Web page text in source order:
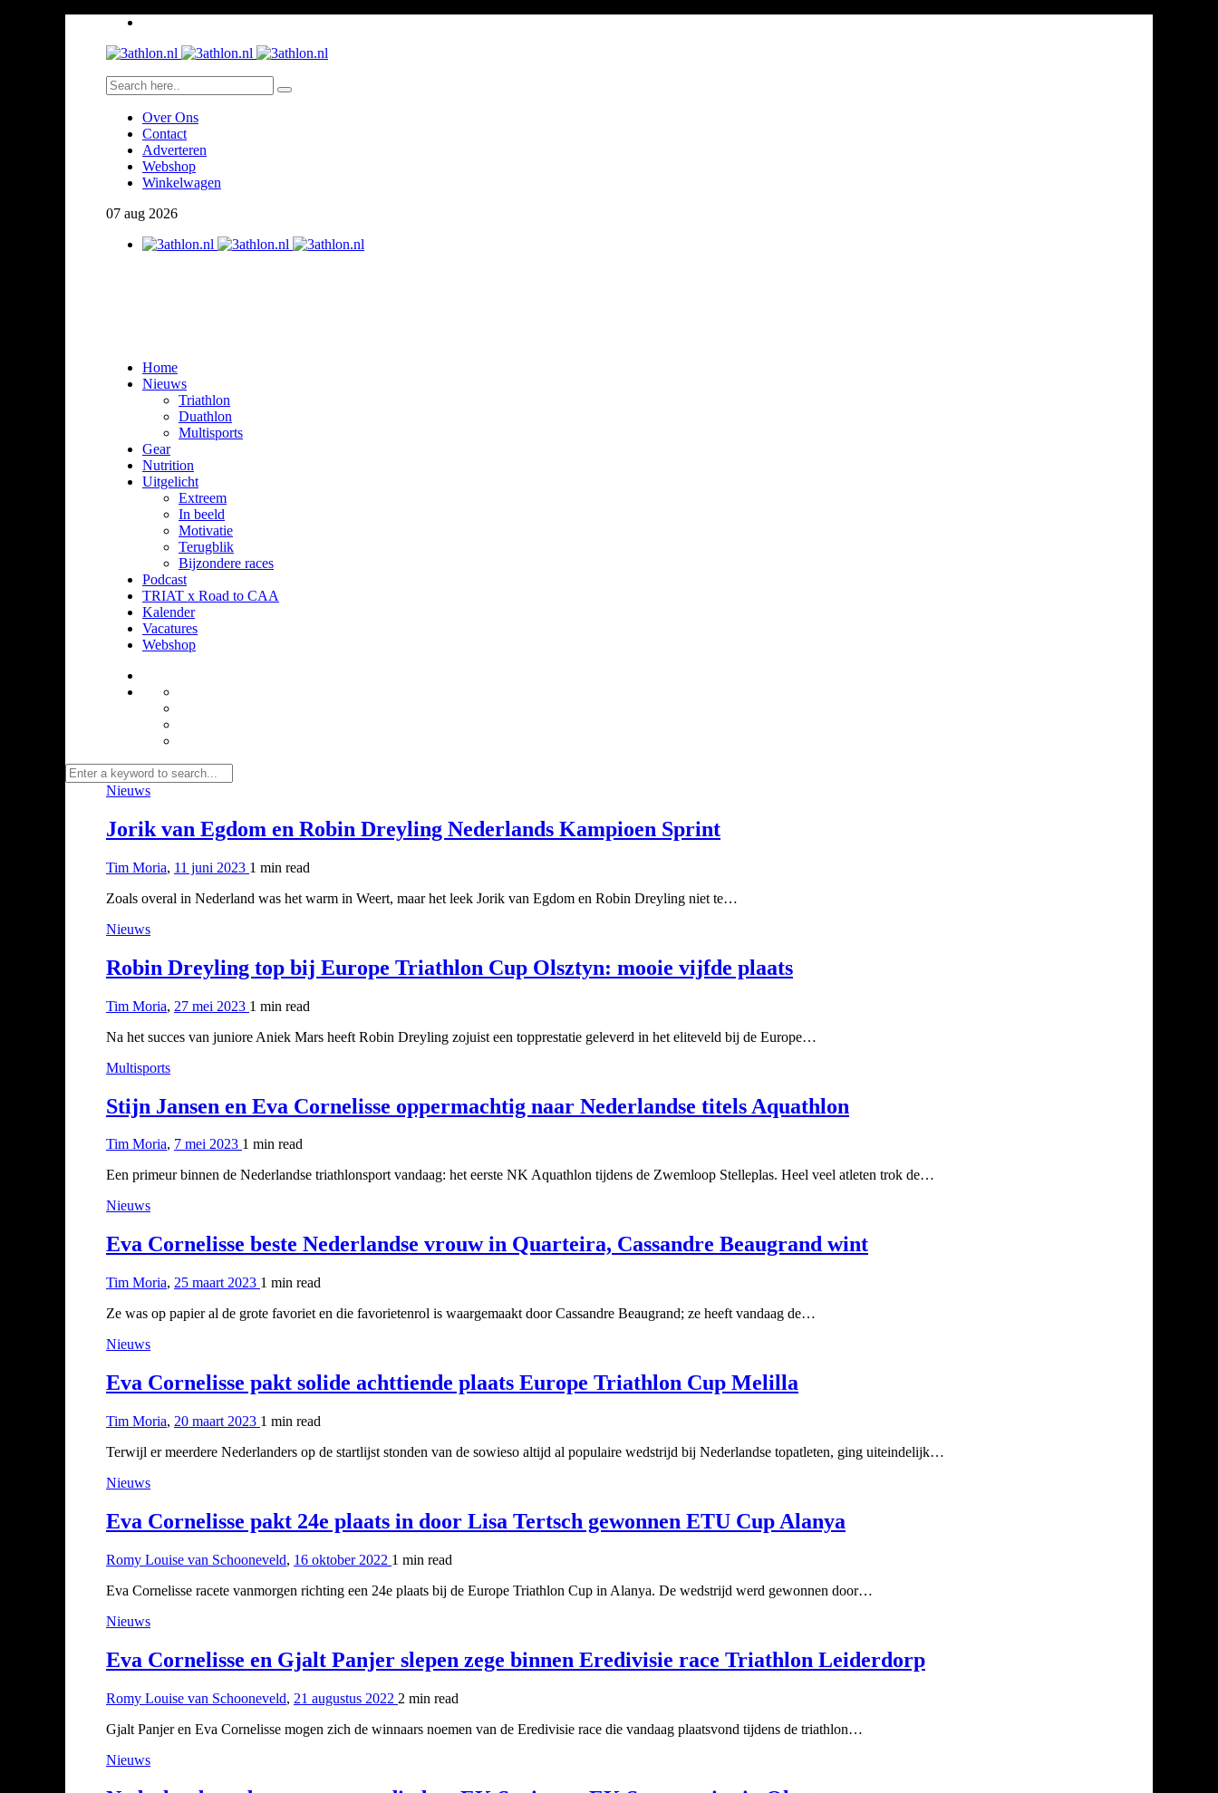
Over Ons
Contact
Adverteren
Webshop
Winkelwagen
07 aug 2026
Home
Nieuws
Triathlon
Duathlon
Multisports
Gear
Nutrition
Uitgelicht
Extreem
In beeld
Motivatie
Terugblik
Bijzondere races
Podcast
TRIAT x Road to CAA
Kalender
Vacatures
Webshop
Nieuws
Jorik van Egdom en Robin Dreyling Nederlands Kampioen Sprint
Tim Moria, 11 juni 2023 1 min read
Zoals overal in Nederland was het warm in Weert, maar het leek Jorik van Egdom en Robin Dreyling niet te…
Nieuws
Robin Dreyling top bij Europe Triathlon Cup Olsztyn: mooie vijfde plaats
Tim Moria, 27 mei 2023 1 min read
Na het succes van juniore Aniek Mars heeft Robin Dreyling zojuist een topprestatie geleverd in het eliteveld bij de Europe…
Multisports
Stijn Jansen en Eva Cornelisse oppermachtig naar Nederlandse titels Aquathlon
Tim Moria, 7 mei 2023 1 min read
Een primeur binnen de Nederlandse triathlonsport vandaag: het eerste NK Aquathlon tijdens de Zwemloop Stelleplas. Heel veel atleten trok de…
Nieuws
Eva Cornelisse beste Nederlandse vrouw in Quarteira, Cassandre Beaugrand wint
Tim Moria, 25 maart 2023 1 min read
Ze was op papier al de grote favoriet en die favorietenrol is waargemaakt door Cassandre Beaugrand; ze heeft vandaag de…
Nieuws
Eva Cornelisse pakt solide achttiende plaats Europe Triathlon Cup Melilla
Tim Moria, 20 maart 2023 1 min read
Terwijl er meerdere Nederlanders op de startlijst stonden van de sowieso altijd al populaire wedstrijd bij Nederlandse topatleten, ging uiteindelijk…
Nieuws
Eva Cornelisse pakt 24e plaats in door Lisa Tertsch gewonnen ETU Cup Alanya
Romy Louise van Schooneveld, 16 oktober 2022 1 min read
Eva Cornelisse racete vanmorgen richting een 24e plaats bij de Europe Triathlon Cup in Alanya. De wedstrijd werd gewonnen door…
Nieuws
Eva Cornelisse en Gjalt Panjer slepen zege binnen Eredivisie race Triathlon Leiderdorp
Romy Louise van Schooneveld, 21 augustus 2022 2 min read
Gjalt Panjer en Eva Cornelisse mogen zich de winnaars noemen van de Eredivisie race die vandaag plaatsvond tijdens de triathlon…
Nieuws